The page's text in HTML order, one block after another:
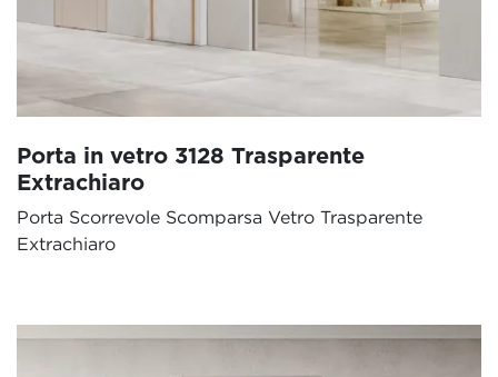
Porta in vetro 3128 Trasparente
Extrachiaro
Porta Scorrevole Scomparsa Vetro Trasparente
Extrachiaro